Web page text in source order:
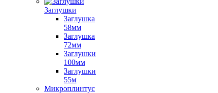
Заглушки
Заглушка
58мм
Заглушка
72мм
Заглушки
100мм
Заглушки
55м
Микроплинтус